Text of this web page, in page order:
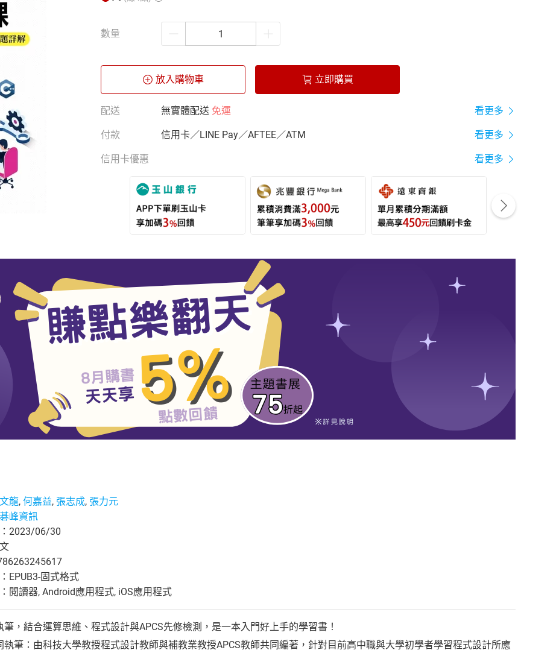
數量
放入購物車 立即購買
配送 無實體配送 免運 看更多
付款 信用卡／LINE Pay／AFTEE／ATM 看更多
信用卡優惠 看更多
龍, 何嘉益, 張志成, 張力元
碁峰資訊
2023/06/30
EPUB3-固式格式
閱讀器, Android應用程式, iOS應用程式
，結合運算思維、程式設計與APCS先修檢測，是⼀本入門好上⼿的學習書！
執筆：由科技大學教授程式設計教師與補教業教授APCS教師共同編著，針對目前高中職與大學初學者學習程式設計所應